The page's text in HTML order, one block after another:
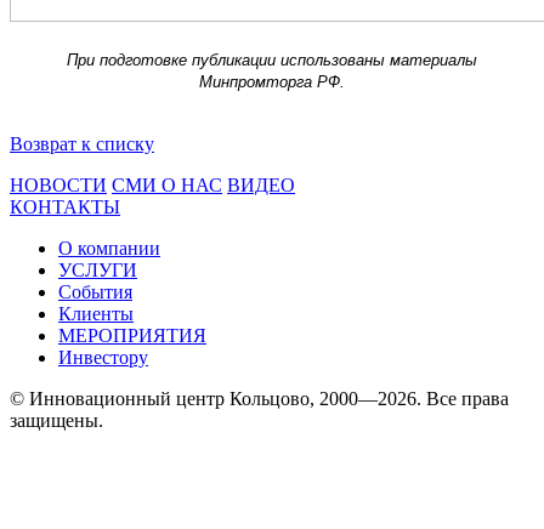
При подготовке публикации использованы материалы
Минпромторга РФ.
Возврат к списку
НОВОСТИ СМИ О НАС ВИДЕО
КОНТАКТЫ
О компании
УСЛУГИ
События
Клиенты
МЕРОПРИЯТИЯ
Инвестору
© Инновационный центр Кольцово, 2000—2026. Все права
защищены.